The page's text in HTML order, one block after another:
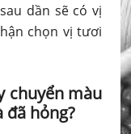
dần sẽ có vị
chọn vị tươi
chuyển màu
đã hỏng?